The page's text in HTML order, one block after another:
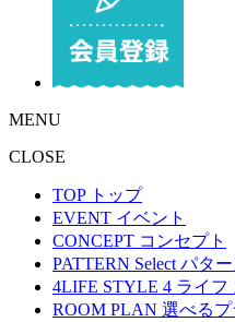
MENU
CLOSE
TOP トップ
EVENT イベント
CONCEPT コンセプト
PATTERN Select パタ
4LIFE STYLE 4 ライフ
ROOM PLAN 選べるプ